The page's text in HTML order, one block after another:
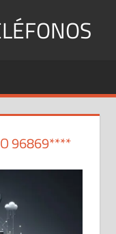
96869****